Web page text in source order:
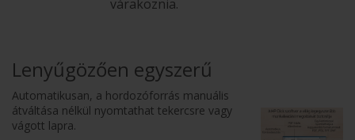
várakoznia.
Lenyűgözően egyszerű
Automatikusan, a hordozóforrás manuális
átváltása nélkül nyomtathat tekercsre vagy
vágott lapra.